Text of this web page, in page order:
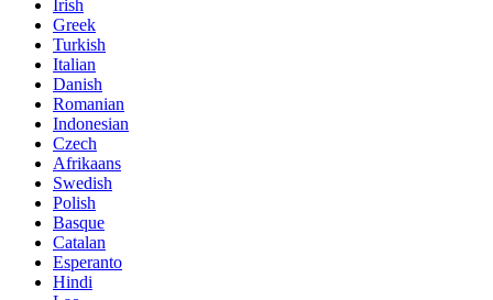
Irish
Greek
Turkish
Italian
Danish
Romanian
Indonesian
Czech
Afrikaans
Swedish
Polish
Basque
Catalan
Esperanto
Hindi